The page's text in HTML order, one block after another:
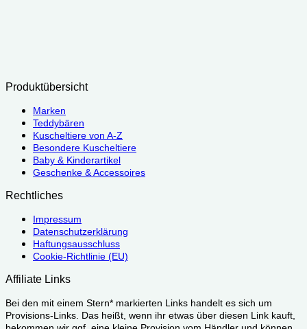
Produktübersicht
Marken
Teddybären
Kuscheltiere von A-Z
Besondere Kuscheltiere
Baby & Kinderartikel
Geschenke & Accessoires
Rechtliches
Impressum
Datenschutzerklärung
Haftungsausschluss
Cookie-Richtlinie (EU)
Affiliate Links
Bei den mit einem Stern* markierten Links handelt es sich um
Provisions-Links. Das heißt, wenn ihr etwas über diesen Link kauft,